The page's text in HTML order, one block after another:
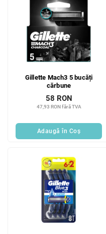
Gillette Mach3 5 bucăți
cărbune
47,93 RON fără TVA
58 RON
Adaugă în Coş